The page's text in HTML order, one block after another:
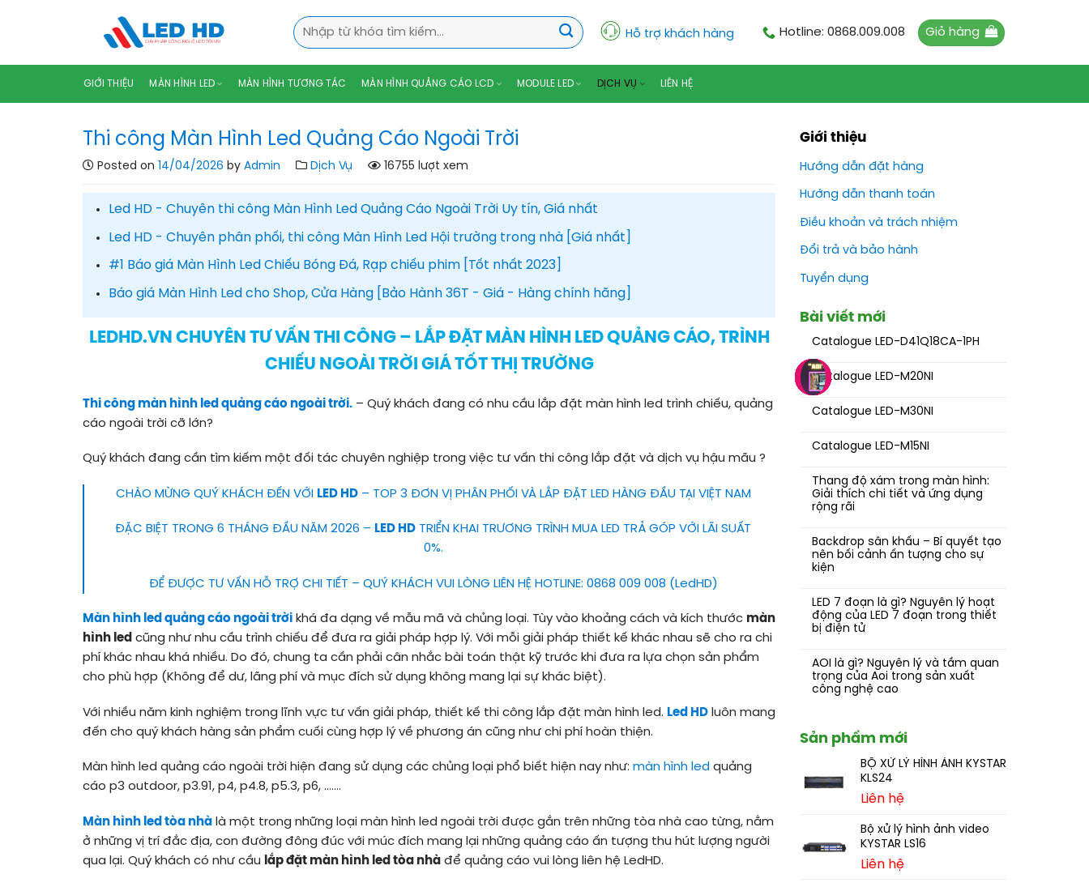
Tìm
kiếm:
Hỗ trợ khách hàng Hotline: 0868.009.008 Giỏ hàng
GIỚI THIỆU MÀN HÌNH LED MÀN HÌNH TƯƠNG TÁC MÀN HÌNH QUẢNG CÁO LCD MODULE LED DỊCH VỤ LIÊN HỆ
Thi công Màn Hình Led Quảng Cáo Ngoài Trời
Posted on 14/04/2026 by Admin Dịch Vụ 16755 lượt xem
Led HD - Chuyên thi công Màn Hình Led Quảng Cáo Ngoài Trời Uy tín, Giá nhất
Led HD - Chuyên phân phối, thi công Màn Hình Led Hội trường trong nhà [Giá nhất]
#1 Báo giá Màn Hình Led Chiếu Bóng Đá, Rạp chiếu phim [Tốt nhất 2023]
Báo giá Màn Hình Led cho Shop, Cửa Hàng [Bảo Hành 36T - Giá - Hàng chính hãng]
LEDHD.VN CHUYÊN TƯ VẤN THI CÔNG – LẮP ĐẶT MÀN HÌNH LED QUẢNG CÁO, TRÌNH
CHIẾU NGOÀI TRỜI GIÁ TỐT THỊ TRƯỜNG
Thi công màn hình led quảng cáo ngoài trời. – Quý khách đang có nhu cầu lắp đặt màn hình led trình chiếu, quảng
cáo ngoài trời cỡ lớn?
Quý khách đang cần tìm kiếm một đối tác chuyên nghiệp trong việc tư vấn thi công lắp đặt và dịch vụ hậu mãu ?
CHÀO MỪNG QUÝ KHÁCH ĐẾN VỚI LED HD– TOP 3 ĐƠN VỊ PHÂN PHỐI VÀ LẮP ĐẶT LED HÀNG ĐẦU TẠI VIỆT NAM
ĐẶC BIỆT TRONG 6 THÁNG ĐẦU NĂM 2026 – LED HD TRIỂN KHAI TRƯƠNG TRÌNH MUA LED TRẢ GÓP VỚI LÃI SUẤT
0%.
ĐỂ ĐƯỢC TƯ VẤN HỖ TRỢ CHI TIẾT – QUÝ KHÁCH VUI LÒNG LIÊN HỆ HOTLINE: 0868 009 008 (LedHD)
Màn hình led quảng cáo ngoài trời khá đa dạng về mẫu mã và chủng loại. Tùy vào khoảng cách và kích thước màn
hình led cũng như nhu cầu trình chiếu để đưa ra giải pháp hợp lý. Với mỗi giải pháp thiết kế khác nhau sẽ cho ra chi
phí khác nhau khá nhiều. Do đó, chung ta cần phải cân nhắc bài toán thật kỹ trước khi đưa ra lựa chọn sản phẩm
cho phù hợp (Không để dư, lãng phí và mục đích sử dụng không mang lại sự khác biệt).
Với nhiều năm kinh nghiệm trong lĩnh vực tư vấn giải pháp, thiết kế thi công lắp đặt màn hình led. Led HD luôn mang
đến cho quý khách hàng sản phẩm cuối cùng hợp lý về phương án cũng như chi phí hoàn thiện.
Màn hình led quảng cáo ngoài trời hiện đang sử dụng các chủng loại phổ biết hiện nay như: màn hình led quảng
cáo p3 outdoor, p3.91, p4, p4.8, p5.3, p6, …….
Màn hình led tòa nhà là một trong những loại màn hình led ngoài trời được gắn trên những tòa nhà cao từng, nằm
ở những vị trí đắc địa, con đường đông đúc với múc đích mang lại những quảng cáo ấn tượng thu hút lượng người
qua lại. Quý khách có như cầu lắp đặt màn hình led tòa nhà để quảng cáo vui lòng liên hệ LedHD.
Giới thiệu
Hướng dẫn đặt hàng
Hướng dẫn thanh toán
Điều khoản và trách nhiệm
Đổi trả và bảo hành
Tuyển dụng
Bài viết mới
Catalogue LED-D41Q18CA-1PH
Catalogue LED-M20NI
Catalogue LED-M30NI
Catalogue LED-M15NI
Thang độ xám trong màn hình:
Giải thích chi tiết và ứng dụng
rộng rãi
Backdrop sân khấu – Bí quyết tạo
nên bối cảnh ấn tượng cho sự
kiện
LED 7 đoạn là gì? Nguyên lý hoạt
động của LED 7 đoạn trong thiết
bị điện tử
AOI là gì? Nguyên lý và tầm quan
trọng của Aoi trong sản xuất
công nghệ cao
Sản phẩm mới
BỘ XỬ LÝ HÌNH ẢNH KYSTAR
KLS24
Liên hệ
Bộ xử lý hình ảnh video
KYSTAR LS16
Liên hệ